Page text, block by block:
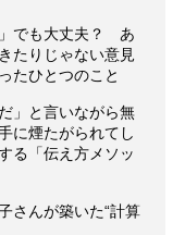
でも大丈夫？ あ
たりじゃない意見
たひとつのこと
」と言いながら無
に煙たがられてし
る「伝え方メソッ
さんが築いた“計算